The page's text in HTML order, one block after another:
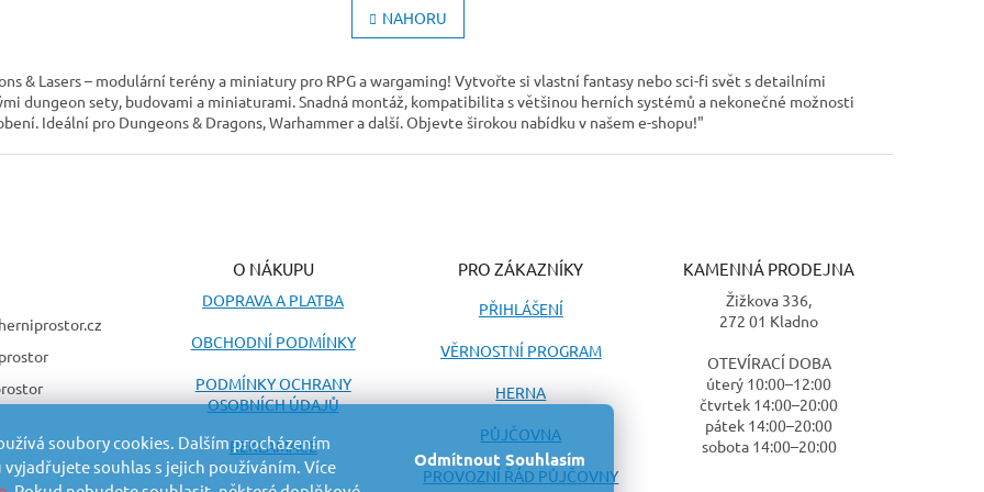
soubory cookies. Dalším procházením
souhlas s jejich používáním. Více
Odmítnout Souhlasím
v
l
a
c
í
p
á
n
o
v
á
n
í
NAHORU
& Lasers – modulární terény a miniatury pro RPG a wargaming! Vytvořte si vlastní fantasy nebo sci-fi svět s detailními
dungeon sety, budovami a miniaturami. Snadná montáž, kompatibilita s většinou herních systémů a nekonečné možnosti
Ideální pro Dungeons & Dragons, Warhammer a další. Objevte širokou nabídku v našem e-shopu!"
herniprostor.cz
O NÁKUPU
DOPRAVA A PLATBA
OBCHODNÍ PODMÍNKY
PODMÍNKY OCHRANY
OSOBNÍCH ÚDAJŮ
REKLAMACE
PRO ZÁKAZNÍKY
PŘIHLÁŠENÍ
VĚRNOSTNÍ PROGRAM
HERNA
PŮJČOVNA
PROVOZNÍ ŘÁD PŮJČOVNY
KAMENNÁ PRODEJNA
Žižkova 336,
272 01 Kladno
OTEVÍRACÍ DOBA
úterý 10:00–12:00
čtvrtek 14:00–20:00
pátek 14:00–20:00
sobota 14:00–20:00